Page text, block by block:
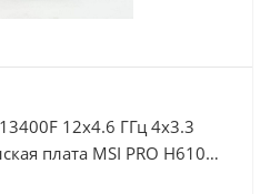
12x4.6 ГГц 4x3.3
плата MSI PRO H610M-
16Гб, Память DDR4